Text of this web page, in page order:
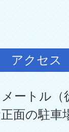
アクセス
メートル
面の駐車